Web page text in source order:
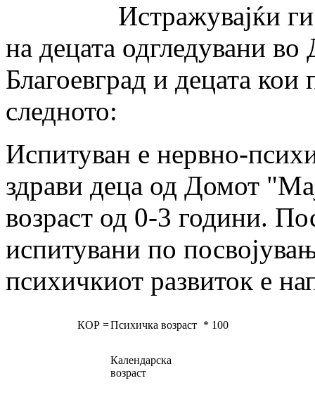
Истражувајќи ги
на децата одгледу­вани
Благоевград и децата кои
следното:
Испитуван е нервно-
здрави деца од Домот
возраст од 0-3 години.
испитувани по
психичкиот развиток е
КОР =Психичка возраст * 100
Календарска
возраст